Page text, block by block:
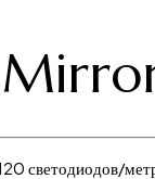
светодиодов/